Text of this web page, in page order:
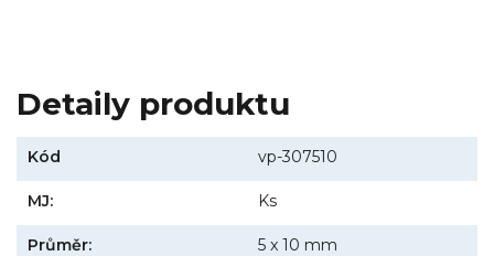
Detaily produktu
Kód vp-307510
MJ: Ks
Průměr: 5 x 10 mm